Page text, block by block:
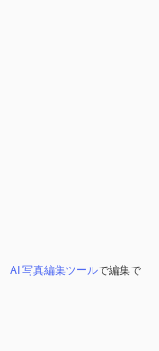
AI 写真編集ツールで編集で